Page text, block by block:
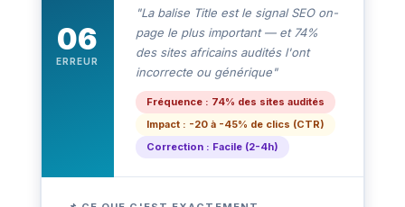
06
ERREUR
"La balise Title est le signal SEO on-
page le plus important — et 74%
des sites africains audités l'ont
incorrecte ou générique"
Fréquence : 74% des sites audités
Impact : -20 à -45% de clics (CTR)
Correction : Facile (2-4h)